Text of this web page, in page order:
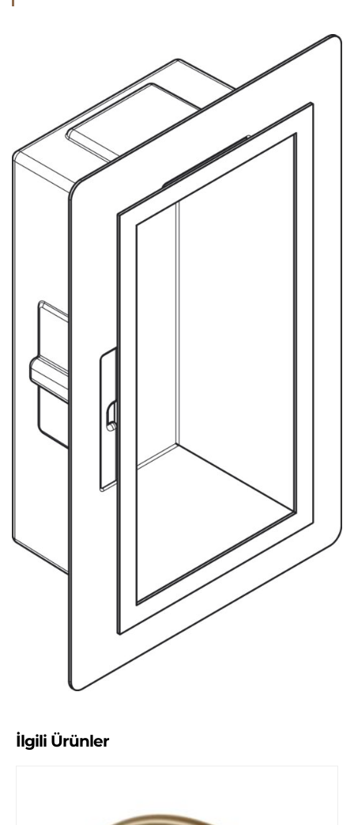
İlgili Ürünler